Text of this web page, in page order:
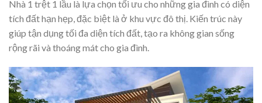
Nhà 1 trệt 1 lầu là lựa chọn tối ưu cho những gia đình có diện
tích đất hạn hẹp, đặc biệt là ở khu vực đô thị. Kiến trúc này
giúp tận dụng tối đa diện tích đất, tạo ra không gian sống
rộng rãi và thoáng mát cho gia đình.